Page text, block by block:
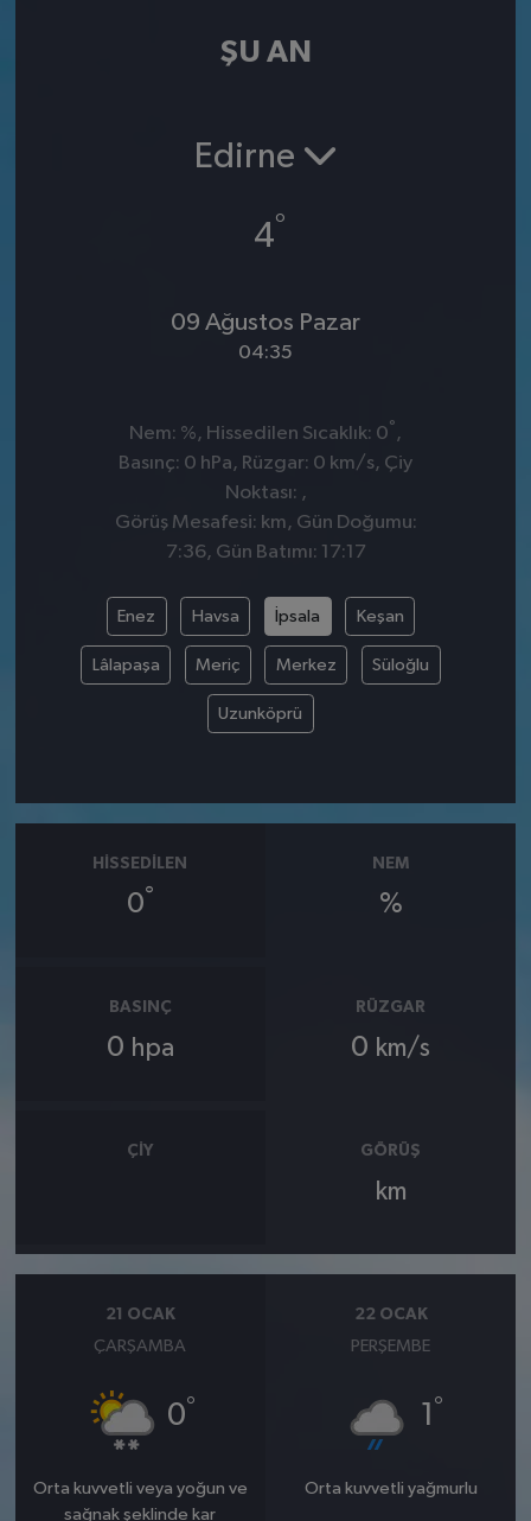
ŞU AN
Edirne
4°
09 Ağustos Pazar
04:35
Nem: %, Hissedilen Sıcaklık: 0° ,
Basınç: 0 hPa, Rüzgar: 0 km/s, Çiy
Noktası: ,
Görüş Mesafesi: km, Gün Doğumu:
7:36, Gün Batımı: 17:17
Enez Havsa İpsala Keşan
Lâlapaşa Meriç Merkez Süloğlu
Uzunköprü
HISSEDILEN
0°
NEM
%
BASINÇ
0 hpa
RÜZGAR
0 km/s
ÇIY GÖRÜŞ
km
21 OCAK
ÇARŞAMBA
0°
Orta kuvvetli veya yoğun ve
sağnak şeklinde kar
22 OCAK
PERŞEMBE
1 °
Orta kuvvetli yağmurlu